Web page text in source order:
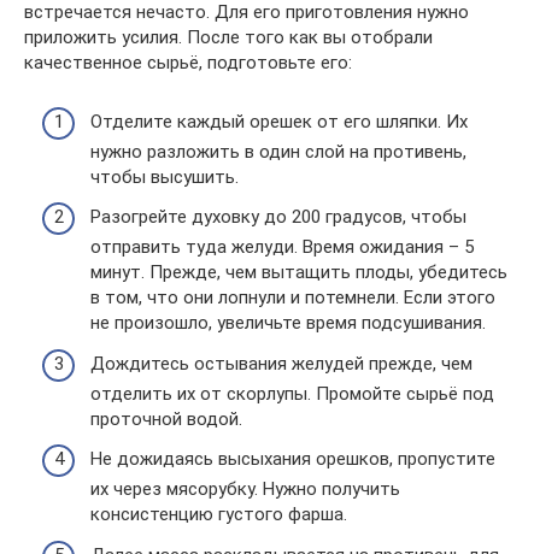
встречается нечасто. Для его приготовления нужно
приложить усилия. После того как вы отобрали
качественное сырьё, подготовьте его:
Отделите каждый орешек от его шляпки. Их
нужно разложить в один слой на противень,
чтобы высушить.
Разогрейте духовку до 200 градусов, чтобы
отправить туда желуди. Время ожидания – 5
минут. Прежде, чем вытащить плоды, убедитесь
в том, что они лопнули и потемнели. Если этого
не произошло, увеличьте время подсушивания.
Дождитесь остывания желудей прежде, чем
отделить их от скорлупы. Промойте сырьё под
проточной водой.
Не дожидаясь высыхания орешков, пропустите
их через мясорубку. Нужно получить
консистенцию густого фарша.